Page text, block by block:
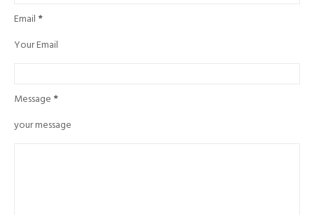
Email *
Your Email
Message *
your message